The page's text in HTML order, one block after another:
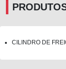
CILINDRO DE